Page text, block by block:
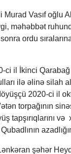
Murad Vasıf oğlu
məhəbbət
ordu
ci il İkinci
ilə əlinə silah
2020-ci il
torpağının
tapşırıqlarını
Qubadlının
şəhər